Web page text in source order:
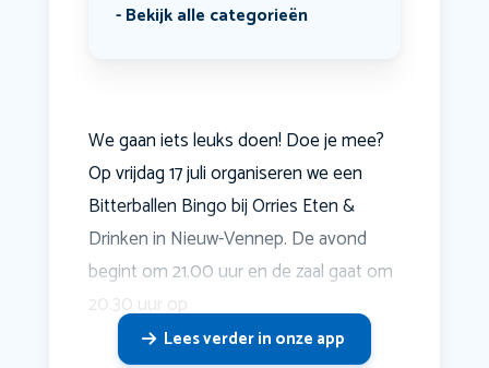
Bekijk alle categorieën
We gaan iets leuks doen! Doe je mee?
Op vrijdag 17 juli organiseren we een
Bitterballen Bingo bij Orries Eten &
Drinken in Nieuw-Vennep. De avond
begint om 21.00 uur en de zaal gaat om
20.30 uur op
Lees verder in onze app